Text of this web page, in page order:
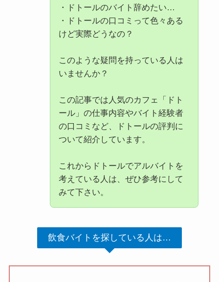
・ドトールのバイト辞めたい…
・ドトールの口コミって色々ある
けど実際どうなの？
このような疑問を持っている人は
いませんか？
この記事では人気のカフェ「ドト
ール」の仕事内容やバイト経験者
の口コミなど、ドトールの評判に
ついて紹介しています。
これからドトールでアルバイトを
考えている人は、ぜひ参考にして
みて下さい。
飲食バイトを探している人は…